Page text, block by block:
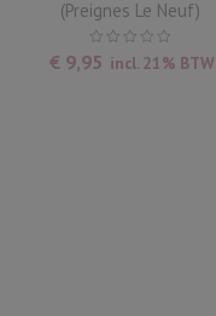
(Preignes Le Neuf)
€9,95 incl. 21% BTW